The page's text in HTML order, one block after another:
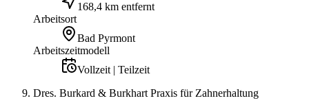
168,4 km entfernt
Arbeitsort
Bad Pyrmont
Arbeitszeitmodell
Vollzeit | Teilzeit
Dres. Burkard & Burkhart Praxis für Zahnerhaltung